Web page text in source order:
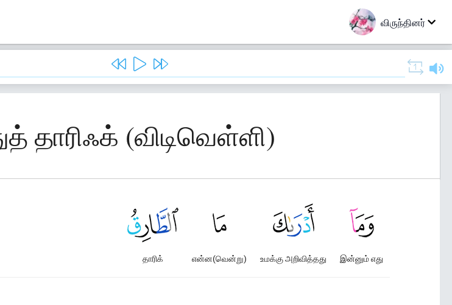
விருந்தினர்
தாரிஃக் (விடிவெள்ளி)
இன்னும் எது
உமக்கு அறிவித்தது
என்ன(வென்று)
தாரிக்